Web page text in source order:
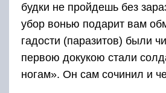
будки не пройдешь без
убор вонью подарит вам
гадости (паразитов) были
первою докукою стали
ногам». Он сам сочинил и